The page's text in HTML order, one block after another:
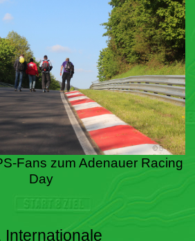
Fans zum Adenauer Racing
Day
Internationale